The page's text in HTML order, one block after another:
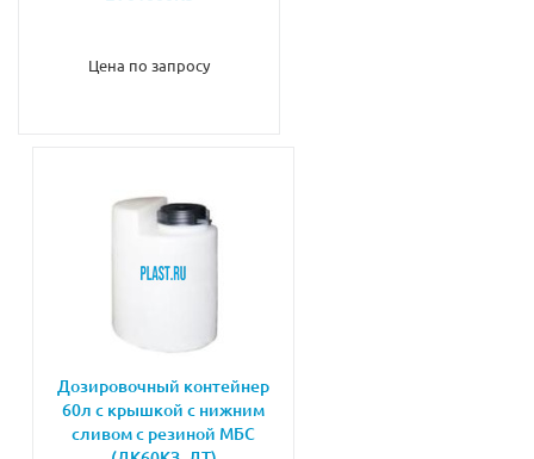
Цена по запросу
Дозировочный контейнер
60л с крышкой с нижним
сливом с резиной МБС